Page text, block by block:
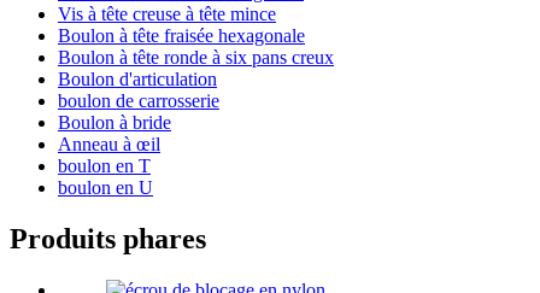
Vis à tête creuse à tête mince
Boulon à tête fraisée hexagonale
Boulon à tête ronde à six pans creux
Boulon d'articulation
boulon de carrosserie
Boulon à bride
Anneau à œil
boulon en T
boulon en U
Produits phares